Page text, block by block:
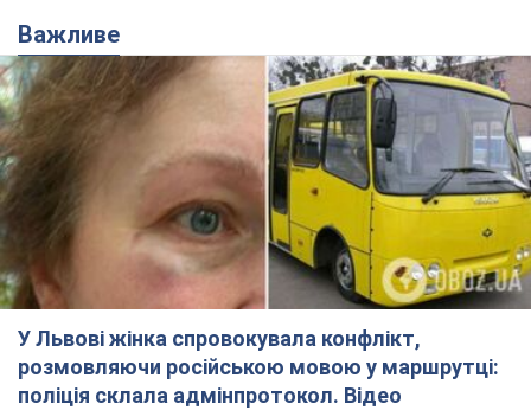
Важливе
У Львові жінка спровокувала конфлікт,
розмовляючи російською мовою у маршрутці:
поліція склала адмінпротокол. Відео